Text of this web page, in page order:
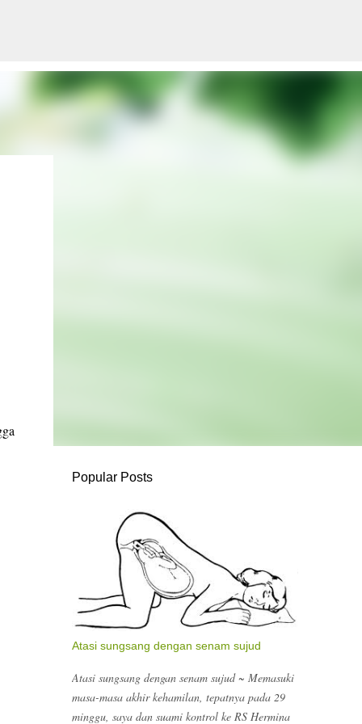
Popular Posts
Atasi sungsang dengan senam sujud
Atasi sungsang dengan senam sujud ~ Memasuki
masa-masa akhir kehamilan, tepatnya pada 29
minggu, saya dan suami kontrol ke RS Hermina